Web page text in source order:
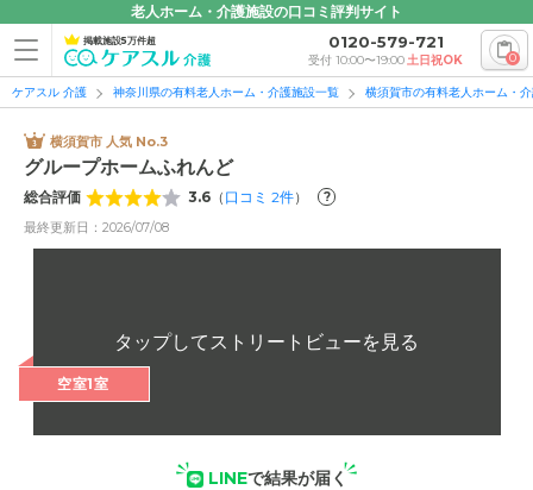
老人ホーム・介護施設の口コミ評判サイト
掲載施設5万件超 0120-579-721
受付 10:00〜19:00土日祝OK 0
ケアスル 介護 神奈川県の有料老人ホーム・介護施設一覧 横須賀市の有料老人ホーム・
横須賀市 人気 No.3
グループホームふれんど
総合評価 3.6 （ 口コミ 2件） ?
最終更新日：2026/07/08
空室1室
LINEで結果が届く